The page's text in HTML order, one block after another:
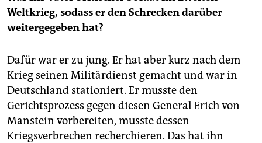
Weltkrieg, sodass er den Schrecken darüber
weitergegeben hat?
Dafür war er zu jung. Er hat aber kurz nach dem
Krieg seinen Militärdienst gemacht und war in
Deutschland stationiert. Er musste den
Gerichtsprozess gegen diesen General Erich von
Manstein vorbereiten, musste dessen
Kriegsverbrechen recherchieren. Das hat ihn